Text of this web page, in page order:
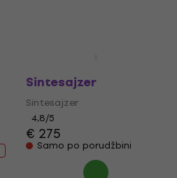
Sintesajzer
Sintesajzer
4,8/5
€ 275
Samo po porudžbini